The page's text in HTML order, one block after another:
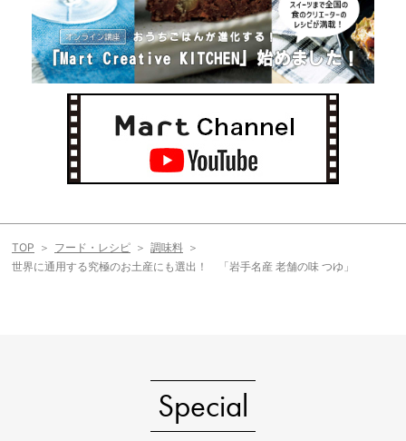
TOP フード・レシピ
調味料
世界に通用する究極のお土産にも選出！ 「岩手名産 老舗の味 つゆ」
Special